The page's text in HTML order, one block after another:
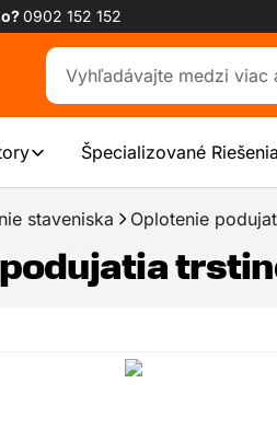
0902 152 152
Špecializované Riešenia
staveniska Oplotenie